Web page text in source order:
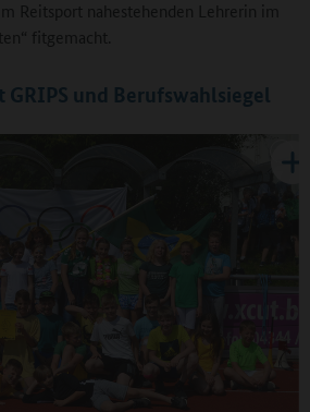
Reitsport nahestehenden Lehrerin im
fitgemacht.
und Berufswahlsiegel